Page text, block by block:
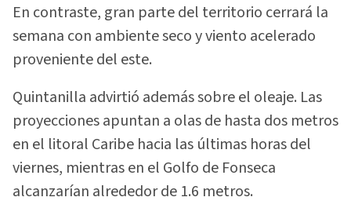
En contraste, gran parte del territorio cerrará la
semana con ambiente seco y viento acelerado
proveniente del este.
Quintanilla advirtió además sobre el oleaje. Las
proyecciones apuntan a olas de hasta dos metros
en el litoral Caribe hacia las últimas horas del
viernes, mientras en el Golfo de Fonseca
alcanzarían alrededor de 1.6 metros.